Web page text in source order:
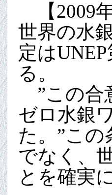
【2009
世界の水
定は
る。
”この合
ゼロ水銀
た。”こ
でなく、
とを確実